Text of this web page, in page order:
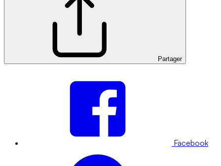
Partager
Facebook